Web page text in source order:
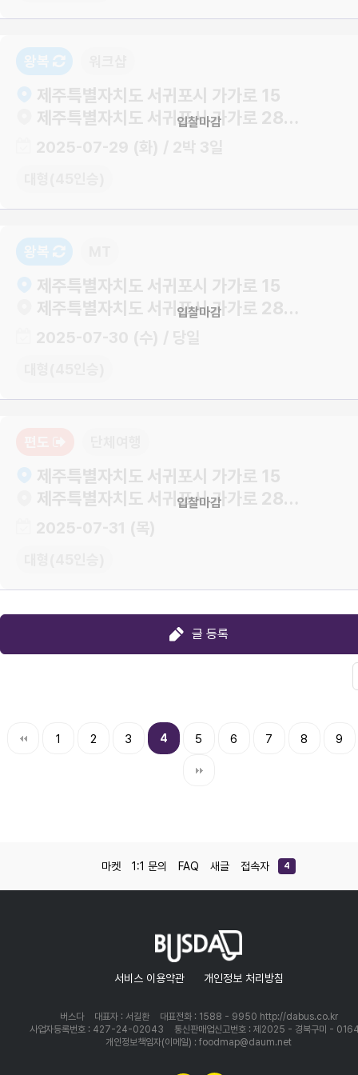
입찰마감
왕복
제주특별자치도 서귀포시 가가로 15
제주특별자치도 서귀포시 가가로 28-11
입찰마감
왕복
제주특별자치도 서귀포시 가가로 15
제주특별자치도 서귀포시 가가로 28-24
입찰마감
제주특별자치도 서귀포시 가가로 15
제주특별자치도 서귀포시 가가로 28-25
글 등록
1 2 3 4 5 6 7 8 9
마켓 1:1 문의 FAQ 새글 접속자 4
서비스 이용약관 개인정보 처리방침
버스다 대표자 : 서길환
대표전화 : 1588 - 9950 http://dabus.co.kr
사업자등록번호 : 427-24-02043
통신판매업신고번호 : 제2025 - 경북구미 -
개인정보책임자(이메일) : foodmap@daum.net